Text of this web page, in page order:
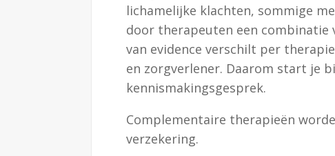
lichamelijke klachten, sommige
door therapeuten een combinatie
van evidence verschilt per
en zorgverlener. Daarom start je
kennismakingsgesprek.
Complementaire therapieën
verzekering.